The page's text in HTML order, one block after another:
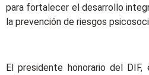
para fortalecer el desarrollo
la prevención de riesgos
El presidente honorario del